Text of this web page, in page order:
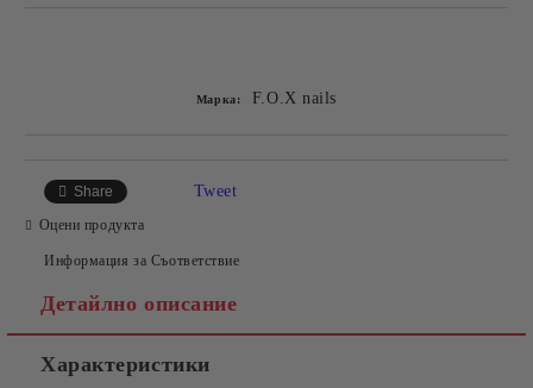
Марка: F.O.X nails
Share Tweet
Оцени продукта
Информация за Съответствие
Детайлно описание
Характеристики